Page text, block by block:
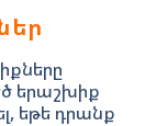
երաշխիք
եթե դրանք